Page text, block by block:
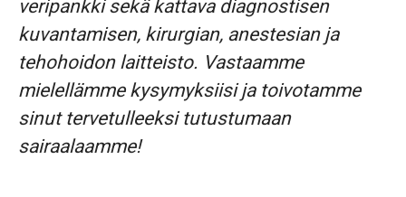
veripankki sekä kattava diagnostisen
kuvantamisen, kirurgian, anestesian ja
tehohoidon laitteisto. Vastaamme
mielellämme kysymyksiisi ja toivotamme
sinut tervetulleeksi tutustumaan
sairaalaamme!